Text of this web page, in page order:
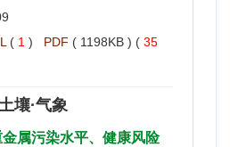
( 1 ) PDF ( 1198KB ) ( 35
壤·气象
属污染水平、健康风险